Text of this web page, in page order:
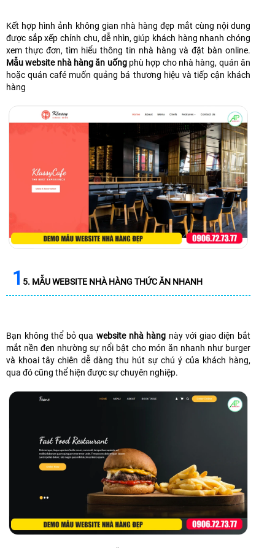
Kết hợp hình ảnh không gian nhà hàng đẹp mắt cùng nội dung
được sắp xếp chỉnh chu, dễ nhìn, giúp khách hàng nhanh chóng
xem thực đơn, tìm hiểu thông tin nhà hàng và đặt bàn online.
Mẫu website nhà hàng ăn uốngphù hợp cho nhà hàng, quán ăn
hoặc quán café muốn quảng bá thương hiệu và tiếp cận khách
hàng
1 5. MẪU WEBSITE NHÀ HÀNG THỨC ĂN NHANH
Bạn không thể bỏ qua website nhà hàng này với giao diện bắt
mắt nền đen nhường sự nổi bật cho món ăn nhanh như burger
và khoai tây chiên dễ dàng thu hút sự chú ý của khách hàng,
qua đó cũng thể hiện được sự chuyên nghiệp.